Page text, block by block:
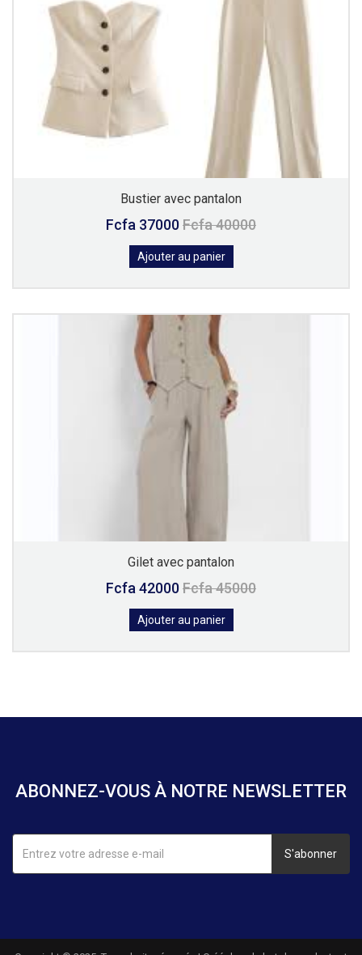
Bustier avec pantalon
Fcfa 37000Fcfa 40000
Ajouter au panier
Gilet avec pantalon
Fcfa 42000Fcfa 45000
Ajouter au panier
ABONNEZ-VOUS À NOTRE NEWSLETTER
S'abonner